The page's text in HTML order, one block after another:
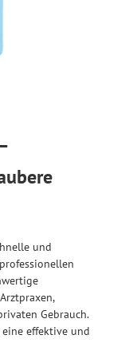
und
Gebrauch.
effektive und